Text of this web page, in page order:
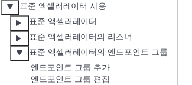
표준 액셀러레이터 사용
표준 액셀러레이터
표준 액셀러레이터의 리스너
표준 액셀러레이터의 엔드포인트 그룹
엔드포인트 그룹 추가
엔드포인트 그룹 편집